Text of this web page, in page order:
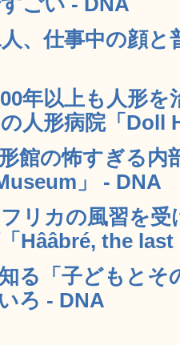
、仕事中の顔
年以上も人形
人形病院「Doll
館の怖すぎる内
」 - DNA
リカの風習を受
Hââbré, the
る「子どもとそ
ろ - DNA